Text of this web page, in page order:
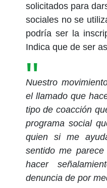
solicitados para
sociales no se
podría ser la
Indica que de ser
Nuestro
el llamado que
tipo de coacción
programa social
quien si me
sentido me
hacer
denuncia de por